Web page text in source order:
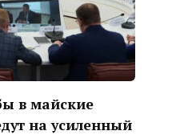
в майские
на усиленный